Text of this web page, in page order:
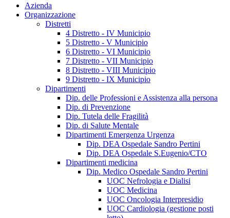
Azienda
Organizzazione
Distretti
4 Distretto - IV Municipio
5 Distretto - V Municipio
6 Distretto - VI Municipio
7 Distretto - VII Municipio
8 Distretto - VIII Municipio
9 Distretto - IX Municipio
Dipartimenti
Dip. delle Professioni e Assistenza alla persona
Dip. di Prevenzione
Dip. Tutela delle Fragilità
Dip. di Salute Mentale
Dipartimenti Emergenza Urgenza
Dip. DEA Ospedale Sandro Pertini
Dip. DEA Ospedale S.Eugenio/CTO
Dipartimenti medicina
Dip. Medico Ospedale Sandro Pertini
UOC Nefrologia e Dialisi
UOC Medicina
UOC Oncologia Interpresidio
UOC Cardiologia (gestione posti